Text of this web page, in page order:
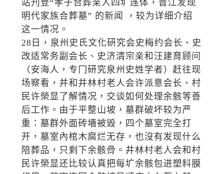
站刋登“孝子合葬亲人四圹连体，晋江发现
明代家族合葬墓” 的新闻 ，较为详细介绍
这一情况。
28日，泉州史氏文化研究会史梅约会长、史
改适常务副会长、史济清宗亲和汪建育顾问
（安海人，专冂研究泉州史姓学者）赶往现
场察看，并和井林村老人会许派意会长、村
民许榮显了解情况，交谈如何处理余骸等善
后工作。由于平整山坡，墓群破坏较为严
重：墓群外面砖墻被毀，四个墓室完全打
开，墓室內棺木腐烂无存，也沒有发现什么
陪葬品，只剩下余骸骨。井林村老人会和村
民许榮显还比较认真把每圹余骸包进塑料膜